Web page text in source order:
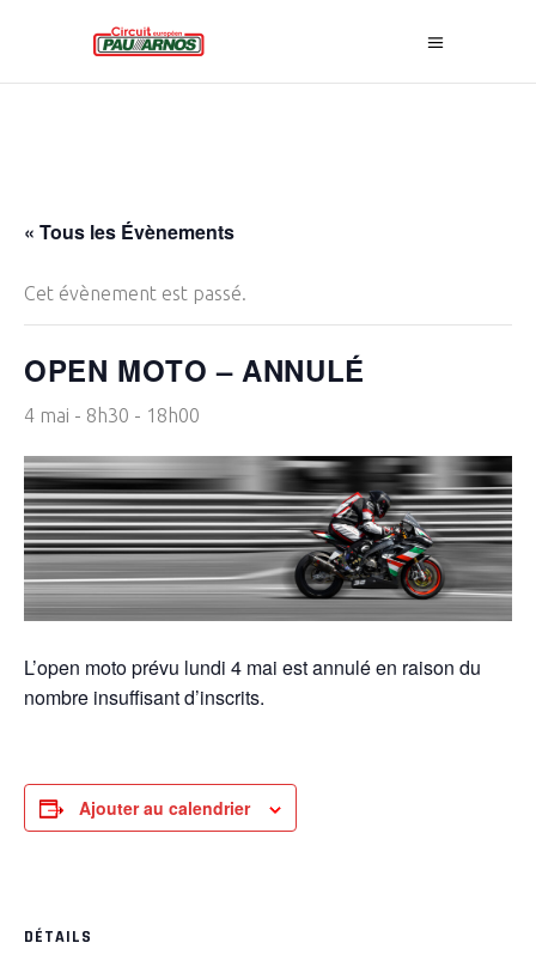
« Tous les Évènements
Cet évènement est passé.
OPEN MOTO – ANNULÉ
4 mai - 8h30 - 18h00
L’open moto prévu lundi 4 mai est annulé en raison du
nombre insuffisant d’inscrits.
Ajouter au calendrier
DÉTAILS